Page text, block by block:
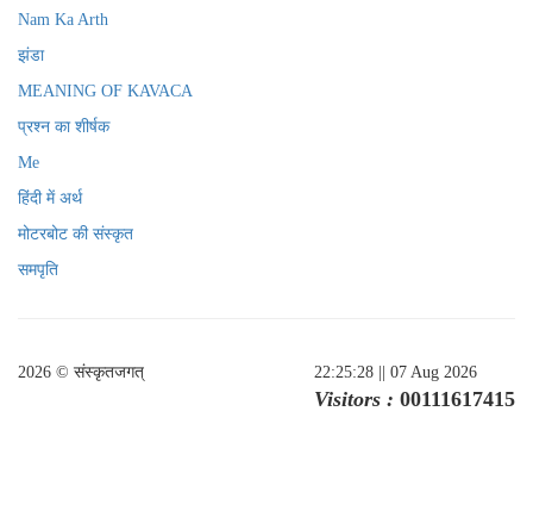
Nam Ka Arth
झंडा
MEANING OF KAVACA
प्रश्न का शीर्षक
Me
हिंदी में अर्थ
मोटरबोट की संस्कृत
समपृति
2026 © संस्कृतजगत् 22:25:28 || 07 Aug 2026
Visitors : 00111617415